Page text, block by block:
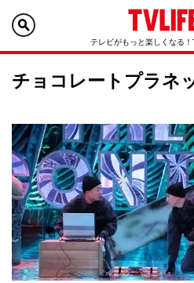
テレビがもっと楽しくなる
チョコレートプラネ